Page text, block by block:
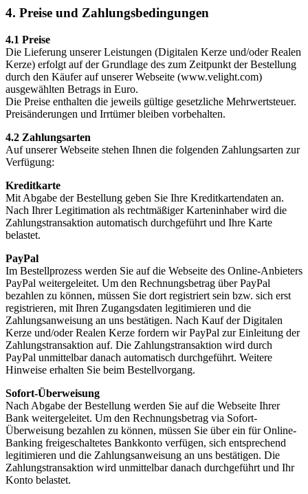
4. Preise und Zahlungsbedingungen
4.1 Preise
Die Lieferung unserer Leistungen (Digitalen Kerze und/oder Realen
Kerze) erfolgt auf der Grundlage des zum Zeitpunkt der Bestellung
durch den Käufer auf unserer Webseite (www.velight.com)
ausgewählten Betrags in Euro.
Die Preise enthalten die jeweils gültige gesetzliche Mehrwertsteuer.
Preisänderungen und Irrtümer bleiben vorbehalten.
4.2 Zahlungsarten
Auf unserer Webseite stehen Ihnen die folgenden Zahlungsarten zur
Verfügung:
Kreditkarte
Mit Abgabe der Bestellung geben Sie Ihre Kreditkartendaten an.
Nach Ihrer Legitimation als rechtmäßiger Karteninhaber wird die
Zahlungstransaktion automatisch durchgeführt und Ihre Karte
belastet.
PayPal
Im Bestellprozess werden Sie auf die Webseite des Online-Anbieters
PayPal weitergeleitet. Um den Rechnungsbetrag über PayPal
bezahlen zu können, müssen Sie dort registriert sein bzw. sich erst
registrieren, mit Ihren Zugangsdaten legitimieren und die
Zahlungsanweisung an uns bestätigen. Nach Kauf der Digitalen
Kerze und/oder Realen Kerze fordern wir PayPal zur Einleitung der
Zahlungstransaktion auf. Die Zahlungstransaktion wird durch
PayPal unmittelbar danach automatisch durchgeführt. Weitere
Hinweise erhalten Sie beim Bestellvorgang.
Sofort-Überweisung
Nach Abgabe der Bestellung werden Sie auf die Webseite Ihrer
Bank weitergeleitet. Um den Rechnungsbetrag via Sofort-
Überweisung bezahlen zu können, müssen Sie über ein für Online-
Banking freigeschaltetes Bankkonto verfügen, sich entsprechend
legitimieren und die Zahlungsanweisung an uns bestätigen. Die
Zahlungstransaktion wird unmittelbar danach durchgeführt und Ihr
Konto belastet.